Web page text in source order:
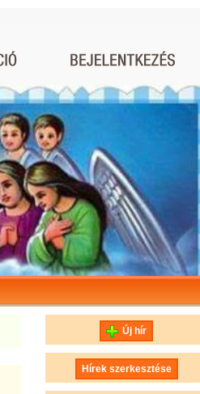
Új hír
Hírek szerkesztése